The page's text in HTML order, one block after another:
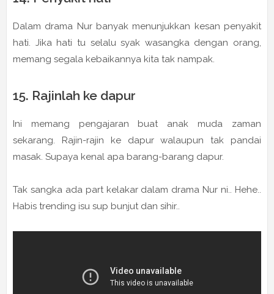
Dalam drama Nur banyak menunjukkan kesan penyakit
hati. Jika hati tu selalu syak wasangka dengan orang,
memang segala kebaikannya kita tak nampak.
15. Rajinlah ke dapur
Ini memang pengajaran buat anak muda zaman
sekarang. Rajin-rajin ke dapur walaupun tak pandai
masak. Supaya kenal apa barang-barang dapur.
Tak sangka ada part kelakar dalam drama Nur ni.. Hehe..
Habis trending isu sup bunjut dan sihir..